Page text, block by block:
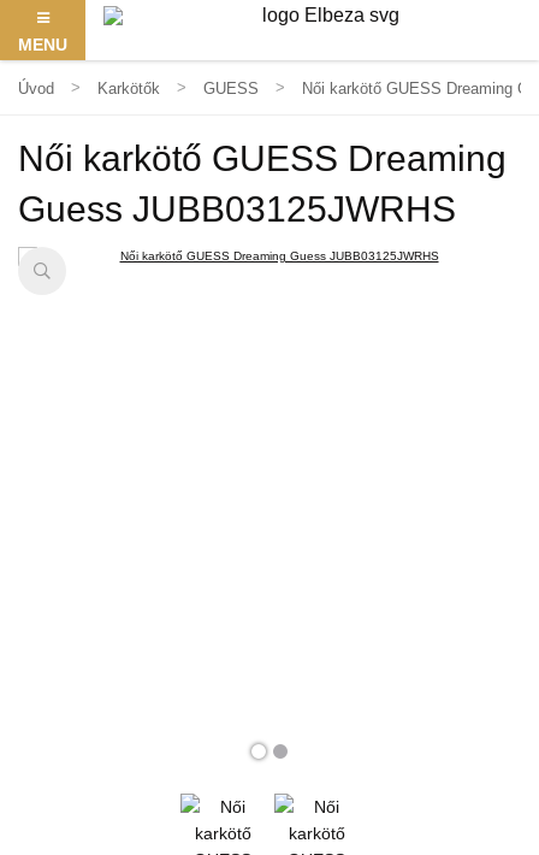
MENU
Úvod Karkötők GUESS Női karkötő GUESS Dreaming
Női karkötő GUESS Dreaming
Guess JUBB03125JWRHS